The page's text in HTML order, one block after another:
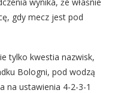
gdy mecz jest pod
tylko kwestia nazwisk,
Bologni, pod wodzą
na ustawienia 4-2-3-1